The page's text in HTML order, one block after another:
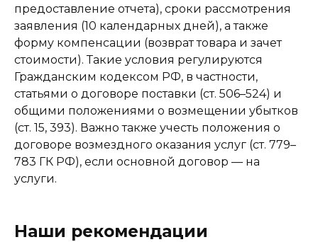
предоставление отчета), сроки рассмотрения
заявления (10 календарных дней), а также
форму компенсации (возврат товара и зачет
стоимости). Такие условия регулируются
Гражданским кодексом РФ, в частности,
статьями о договоре поставки (ст. 506–524) и
общими положениями о возмещении убытков
(ст. 15, 393). Важно также учесть положения о
договоре возмездного оказания услуг (ст. 779–
783 ГК РФ), если основной договор — на
услуги.
Наши рекомендации